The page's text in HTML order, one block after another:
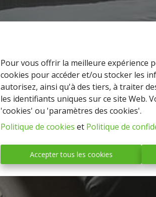
Pour vous offrir la meilleure expérience
cookies pour accéder et/ou stocker les
autorisez, ainsi qu'à des tiers, à traiter
les identifiants uniques sur ce site Web.
'cookies' ou 'paramètres des cookies'.
Politique de cookies et Politique de
Accepter tous les cookies